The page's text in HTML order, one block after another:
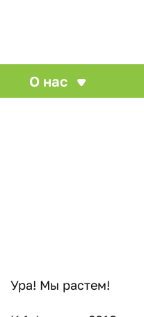
О нас
Ура! Мы растем!